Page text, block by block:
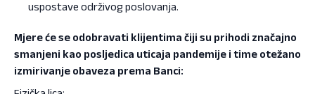
uspostave održivog poslovanja.
Mjere će se odobravati klijentima čiji su prihodi značajno
smanjeni kao posljedica uticaja pandemije i time otežano
izmirivanje obaveza prema Banci: